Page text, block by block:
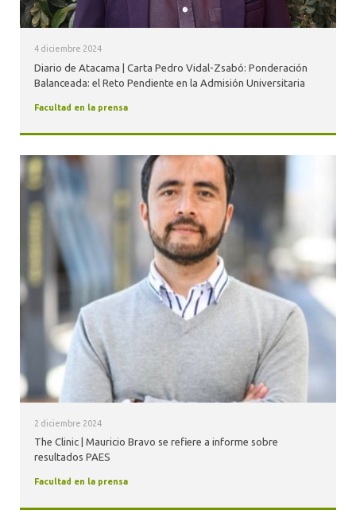
4 diciembre 2024
Diario de Atacama | Carta Pedro Vidal-Zsabó: Ponderación
Balanceada: el Reto Pendiente en la Admisión Universitaria
Facultad en la prensa
2 diciembre 2024
The Clinic | Mauricio Bravo se refiere a informe sobre
resultados PAES
Facultad en la prensa